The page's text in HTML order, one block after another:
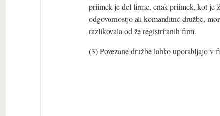
priimek je del firme, enak priimek, kot je
odgovornostjo ali komanditne družbe,
razlikovala od že registriranih firm.
(3) Povezane družbe lahko uporabljajo v